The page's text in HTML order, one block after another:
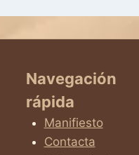
Navegación
rápida
Manifiesto
Contacta